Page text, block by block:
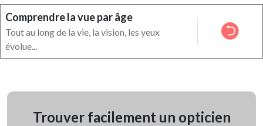
Comprendre la vue par âge
Tout au long de la vie, la vision, les yeux
évolue...
Trouver facilement un opticien